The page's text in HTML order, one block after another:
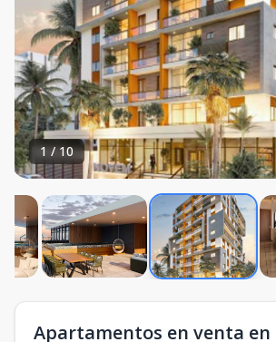
1/10
Apartamentos en venta en